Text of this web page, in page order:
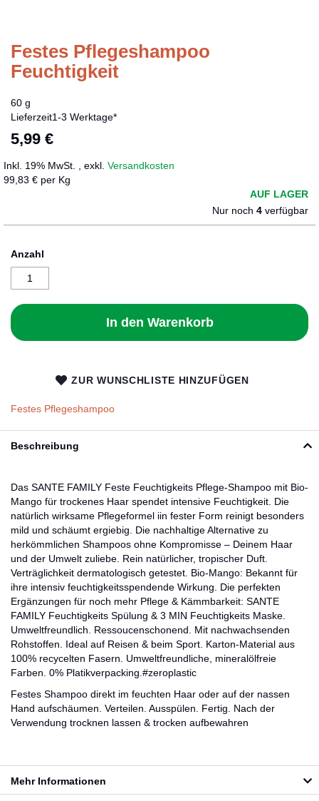
Festes Pflegeshampoo
Feuchtigkeit
60 g
Lieferzeit1-3 Werktage*
5,99 €
Inkl. 19% MwSt. exkl. Versandkosten
99,83 € per Kg
AUF LAGER
Nur noch 4 verfügbar
Anzahl
In den Warenkorb
ZUR WUNSCHLISTE HINZUFÜGEN
Festes Pflegeshampoo
Zum
der
springen
Beschreibung
Das SANTE FAMILY Feste Feuchtigkeits Pflege-Shampoo mit Bio-
Mango für trockenes Haar spendet intensive Feuchtigkeit. Die
natürlich wirksame Pflegeformel iin fester Form reinigt besonders
mild und schäumt ergiebig. Die nachhaltige Alternative zu
herkömmlichen Shampoos ohne Kompromisse – Deinem Haar
und der Umwelt zuliebe. Rein natürlicher, tropischer Duft.
Verträglichkeit dermatologisch getestet. Bio-Mango: Bekannt für
ihre intensiv feuchtigkeitsspendende Wirkung. Die perfekten
Ergänzungen für noch mehr Pflege & Kämmbarkeit: SANTE
FAMILY Feuchtigkeits Spülung & 3 MIN Feuchtigkeits Maske.
Umweltfreundlich. Ressoucenschonend. Mit nachwachsenden
Rohstoffen. Ideal auf Reisen & beim Sport. Karton-Material aus
100% recycelten Fasern. Umweltfreundliche, mineralölfreie
Farben. 0% Platikverpacking.#zeroplastic
Festes Shampoo direkt im feuchten Haar oder auf der nassen
Hand aufschäumen. Verteilen. Ausspülen. Fertig. Nach der
Verwendung trocknen lassen & trocken aufbewahren
Mehr Informationen